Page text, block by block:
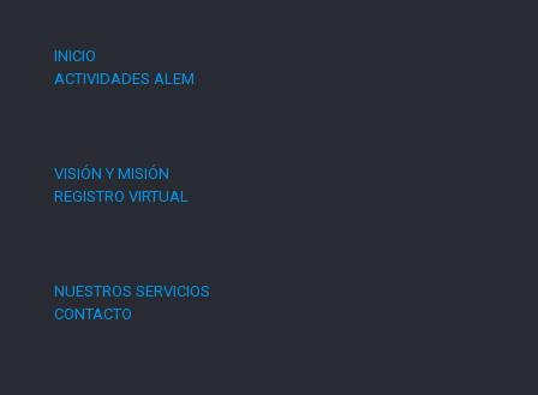
INICIO
ACTIVIDADES ALEM
VISIÓN Y MISIÓN
REGISTRO VIRTUAL
NUESTROS SERVICIOS
CONTACTO